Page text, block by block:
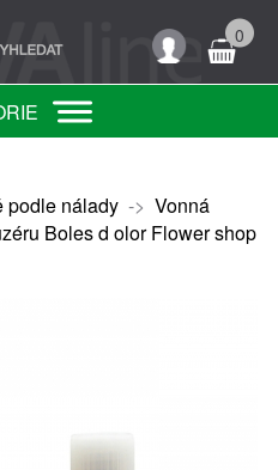
0
podle nálady-> Vonná
Boles d olor Flower shop